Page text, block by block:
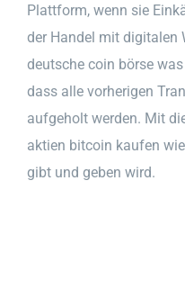
Plattform, wenn sie
der Handel mit digitalen
deutsche coin börse
dass alle vorherigen
aufgeholt werden. Mit
aktien bitcoin kaufen
gibt und geben wird.